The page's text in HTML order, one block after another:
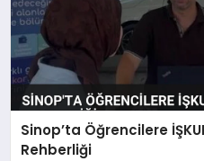
Sinop’ta Öğrencilere
Rehberliği